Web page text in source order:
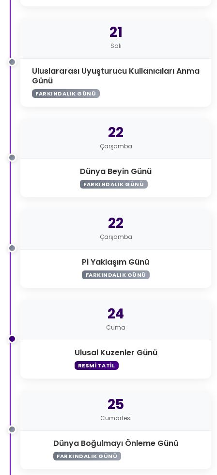
21
Salı
Uluslararası Uyuşturucu Kullanıcıları Anma
Günü
FARKINDALIK GÜNÜ
22
Çarşamba
Dünya Beyin Günü
FARKINDALIK GÜNÜ
22
Çarşamba
Pi Yaklaşım Günü
FARKINDALIK GÜNÜ
24
Cuma
Ulusal Kuzenler Günü
RESMI TATIL
25
Cumartesi
Dünya Boğulmayı Önleme Günü
FARKINDALIK GÜNÜ